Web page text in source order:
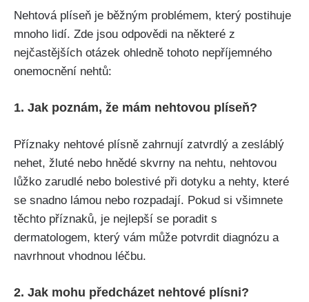
Nehtová plíseň je běžným‌ problémem, který⁢ postihuje
mnoho lidí. Zde jsou ⁢odpovědi na některé z
nejčastějších otázek ohledně tohoto nepříjemného
onemocnění nehtů:
1. Jak poznám, že mám nehtovou plíseň?
Příznaky nehtové plísně zahrnují zatvrdlý a zesláblý
nehet, žluté ​nebo hnědé skvrny ⁣na nehtu, nehtovou
lůžko zarudlé nebo bolestivé při dotyku a nehty, které‍
se snadno lámou nebo‍ rozpadají. Pokud si všimnete
těchto příznaků, je nejlepší se poradit s
dermatologem, který vám může potvrdit ⁤diagnózu a
navrhnout ⁤vhodnou léčbu.
2. ‌Jak mohu předcházet nehtové plísni?